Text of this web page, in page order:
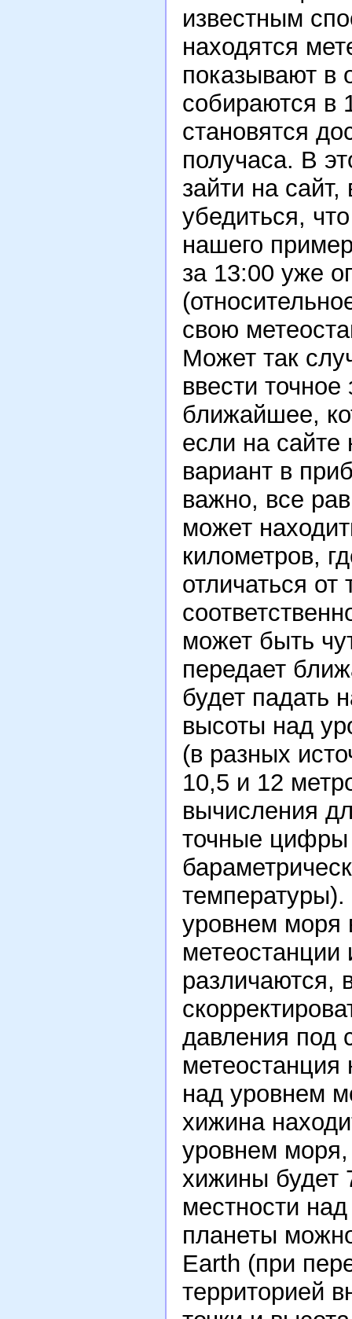
известным
находятся
показывают в
собираются в
становятся
получаса. В
зайти на
убедиться,
нашего
за 13:00 уже
свою
Может так
ввести точное
ближайшее,
если на
вариант в
важно, все
может
километров,
отличаться
может быть
передает
будет падать
высоты над
(в разных
10,5 и 12
вычисления
точные цифры
уровнем моря
различаются,
давления под
метеостанция
над уровнем
хижина
уровнем моря,
хижины будет
местности
планеты
Earth (при
территорией